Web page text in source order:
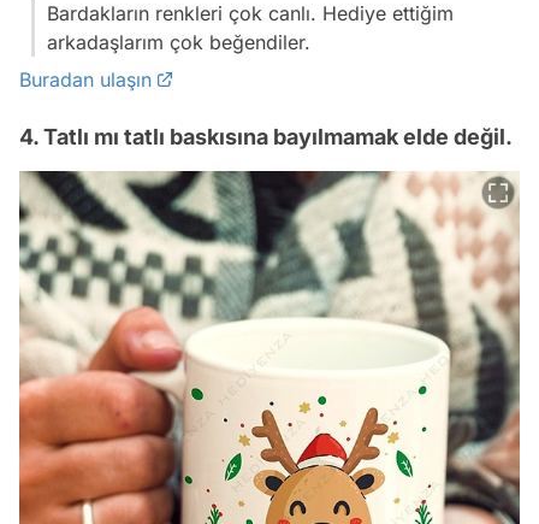
Bardakların renkleri çok canlı. Hediye ettiğim
arkadaşlarım çok beğendiler.
Buradan ulaşın
4. Tatlı mı tatlı baskısına bayılmamak elde değil.